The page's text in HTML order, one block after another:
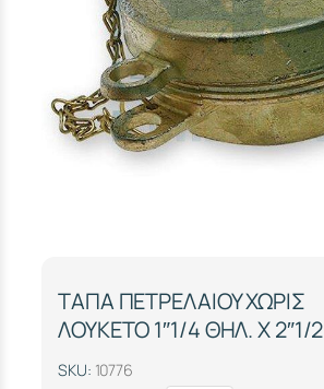
ΤΑΠΑ ΠΕΤΡΕΛΑΙΟΥ ΧΩΡΙΣ
ΛΟΥΚΕΤΟ 1″1/4 ΘΗΛ. Χ 2″1/2
SKU: 10776